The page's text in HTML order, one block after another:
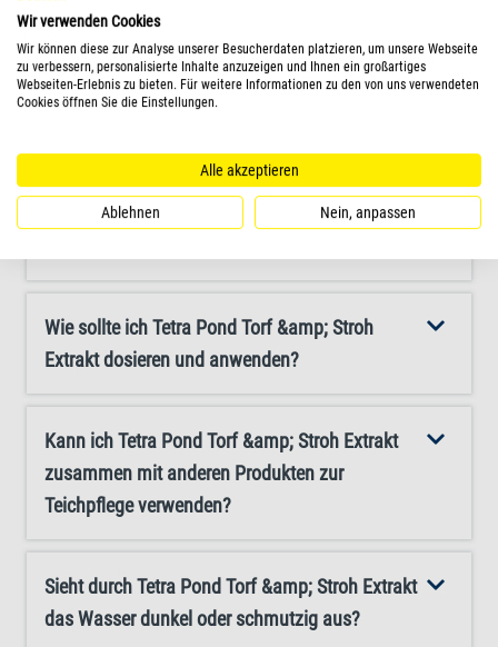
Anweisungen. Dank der mitgelieferten Dosierkappe kann
Tetra Pond Torf&Stroh Extrakt ganz einfach abgemessen
werden. Für eine optimale Wirkung verteilen Sie die
Flüssigkeit gleichmäßig im Wasser, beispielsweise mit
pro 1.000 l Teichwasser hinzu und wiederholen Sie die
Behandlung einmal pro Monat.
Extrakt das Algenwachstum ohne Chemikalien?
Wann ist der beste Zeitpunkt für die Verwendung
Ist Tetra Pond Torf &amp; Stroht Extrakt sicher
Wie sollte ich Tetra Pond Torf &amp; Stroh
Extrakt dosieren und anwenden?
Kann ich Tetra Pond Torf &amp; Stroh Extrakt
zusammen mit anderen Produkten zur
Teichpflege verwenden?
Sieht durch Tetra Pond Torf &amp; Stroh Extrakt
das Wasser dunkel oder schmutzig aus?
Wir verwenden Cookies
Wir können diese zur Analyse unserer Besucherdaten platzieren, um unsere Webseite
zu verbessern, personalisierte Inhalte anzuzeigen und Ihnen ein großartiges
Webseiten-Erlebnis zu bieten. Für weitere Informationen zu den von uns verwendeten
Cookies öffnen Sie die Einstellungen.
Alle akzeptieren
Ablehnen Nein, anpassen